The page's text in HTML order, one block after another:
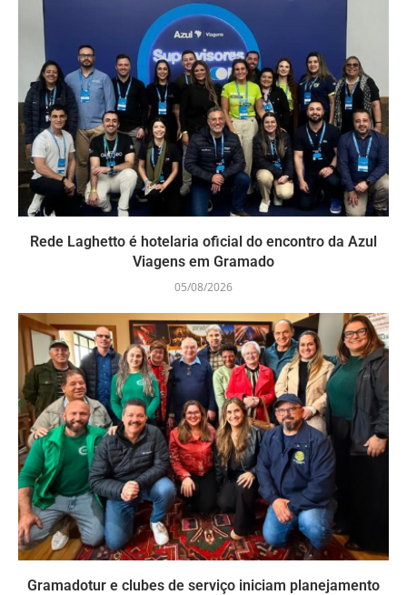
Rede Laghetto é hotelaria oficial do encontro da Azul
Viagens em Gramado
05/08/2026
Gramadotur e clubes de serviço iniciam planejamento